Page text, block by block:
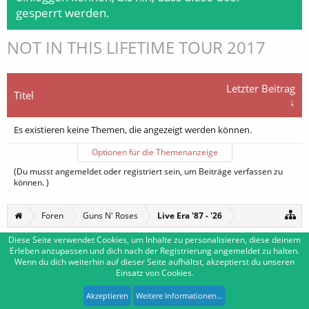
gesperrt werden.
NOT IN THIS LIFETIME TOUR 2017
Titel
Letzter Beitrag
↓
Es existieren keine Themen, die angezeigt werden können.
Optionen für die Themenanzeige
(Du musst angemeldet oder registriert sein, um Beiträge verfassen zu
können. )
Foren Guns N' Roses Live Era '87 - '26
Deutsch [Du] Kontakt
Impressum Nutzungsbedingungen
Forum software by XenForo™|Media embeds by s9e-Deutsch von xenDach
XenForo style by Pixel Exit
Diese Seite verwendet Cookies, um Inhalte zu personalisieren, diese deinem
Erleben anzupassen und dich nach der Registrierung angemeldet zu halten.
Wenn du dich weiterhin auf dieser Seite aufhältst, akzeptierst du unseren
Einsatz von Cookies.
Akzeptieren Weitere Informationen...